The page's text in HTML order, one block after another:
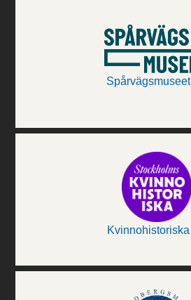
Spårvägsmuseet
Kvinnohistoriska